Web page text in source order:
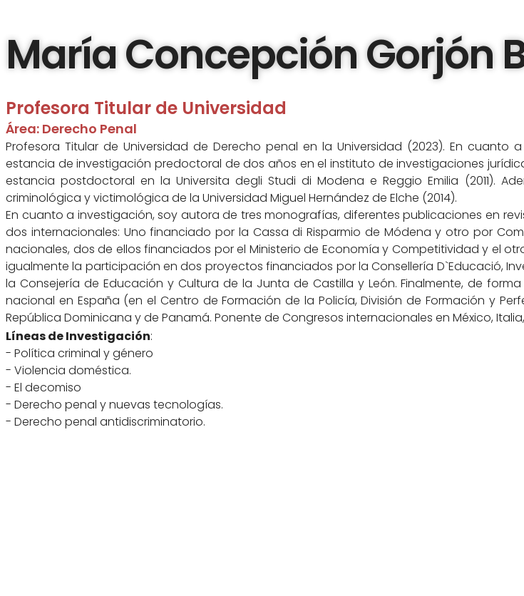
Skip
to
content
María Concepción Gorjón
Profesora Titular de Universidad
Área: Derecho Penal
Profesora Titular de Universidad de Derecho penal en la Universidad (2023). En
estancia de investigación predoctoral de dos años en el instituto de investigaciones
estancia postdoctoral en la Universita degli Studi di Modena e Reggio Emilia (2011).
criminológica y victimológica de la Universidad Miguel Hernández de Elche (2014).
En cuanto a investigación, soy autora de tres monografías, diferentes publicaciones en
dos internacionales: Uno financiado por la Cassa di Risparmio de Módena y otro por
nacionales, dos de ellos financiados por el Ministerio de Economía y Competitividad y el
igualmente la participación en dos proyectos financiados por la Consellería D`Educació,
la Consejería de Educación y Cultura de la Junta de Castilla y León. Finalmente, de
nacional en España (en el Centro de Formación de la Policía, División de Formación y
República Dominicana y de Panamá. Ponente de Congresos internacionales en México,
Líneas de Investigación:
- Política criminal y género
- Violencia doméstica.
- El decomiso
- Derecho penal y nuevas tecnologías.
- Derecho penal antidiscriminatorio.